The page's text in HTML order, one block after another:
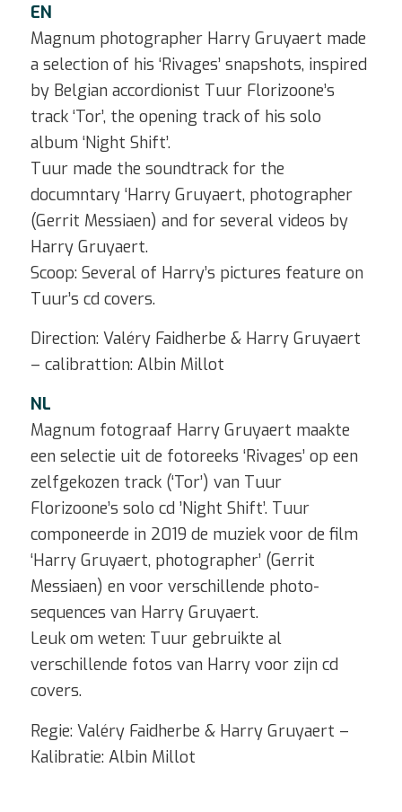
EN
Magnum photographer Harry Gruyaert made
a selection of his ‘Rivages’ snapshots, inspired
by Belgian accordionist Tuur Florizoone’s
track ‘Tor’, the opening track of his solo
album ‘Night Shift’.
Tuur made the soundtrack for the
documntary ‘Harry Gruyaert, photographer
(Gerrit Messiaen) and for several videos by
Harry Gruyaert.
Scoop: Several of Harry’s pictures feature on
Tuur’s cd covers.
Direction: Valéry Faidherbe & Harry Gruyaert
– calibrattion: Albin Millot
NL
Magnum fotograaf Harry Gruyaert maakte
een selectie uit de fotoreeks ‘Rivages’ op een
zelfgekozen track (‘Tor’) van Tuur
Florizoone’s solo cd ’Night Shift’. Tuur
componeerde in 2019 de muziek voor de film
‘Harry Gruyaert, photographer’ (Gerrit
Messiaen) en voor verschillende photo-
sequences van Harry Gruyaert.
Leuk om weten: Tuur gebruikte al
verschillende fotos van Harry voor zijn cd
covers.
Regie: Valéry Faidherbe & Harry Gruyaert –
Kalibratie: Albin Millot